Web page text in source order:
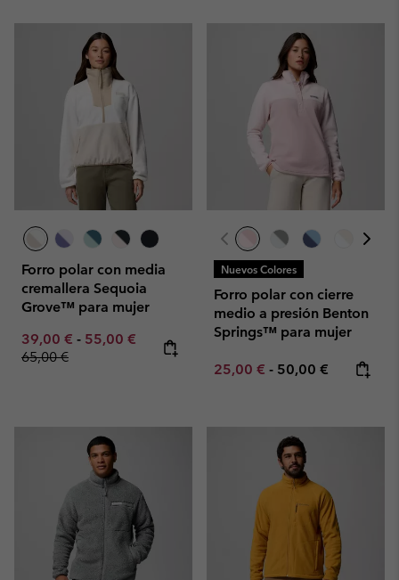
Forro polar con media
cremallera Sequoia
Grove™ para mujer
Minimum sale price:
39,00 € - Maximum sale price:
55,00 € Regular price:
65,00 €
Nuevos Colores
Forro polar con cierre
medio a presión Benton
Springs™ para mujer
Minimum sale price:
25,00 € - Maximum price:
50,00 €